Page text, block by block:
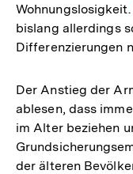
Wohnungslosigkeit.
bislang allerdings
Differenzierungen
Der Anstieg der
ablesen, dass
im Alter beziehen
der älteren